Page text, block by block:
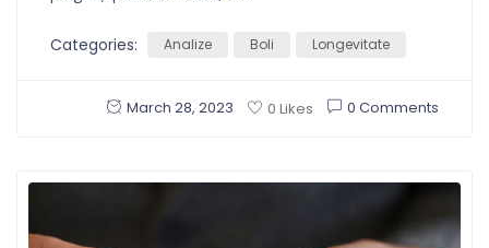
Categories: Analize Boli Longevitate
March 28, 2023 0 Likes 0 Comments